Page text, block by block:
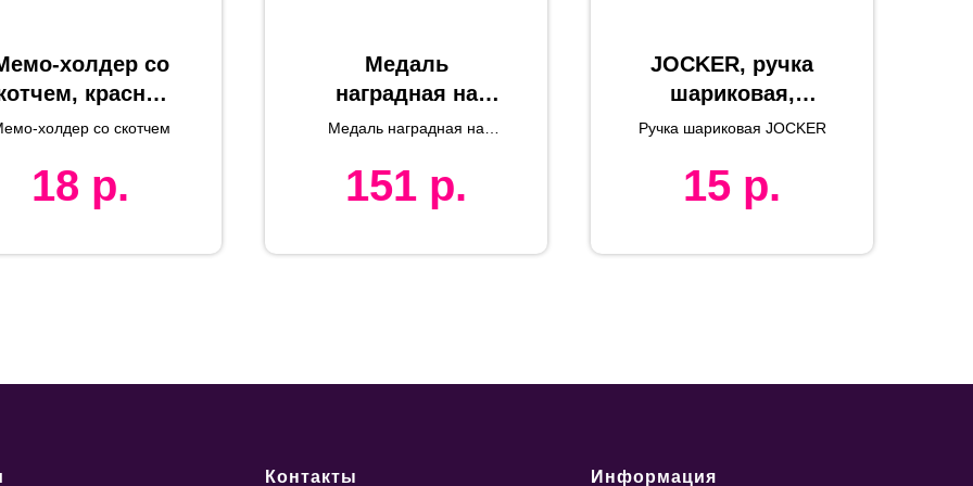
холдер со
красный
белым, 6,5х6х7
тампопечать
холдер со скотчем
18 р.
Медаль
наградная на
ленте "Золото",
текстиль, латунь,
лазерная
Медаль наградная на
151 р.
JOCKER, ручка
шариковая,
белый, пластик
Ручка шариковая JOCKER
15 р.
Контакты Информация